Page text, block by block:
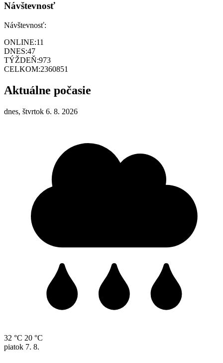
Návštevnosť
Návštevnosť:
ONLINE:11
DNES:47
TÝŽDEŇ:973
CELKOM:2360851
Aktuálne počasie
dnes, štvrtok 6. 8. 2026
32 °C 20 °C
piatok 7. 8.